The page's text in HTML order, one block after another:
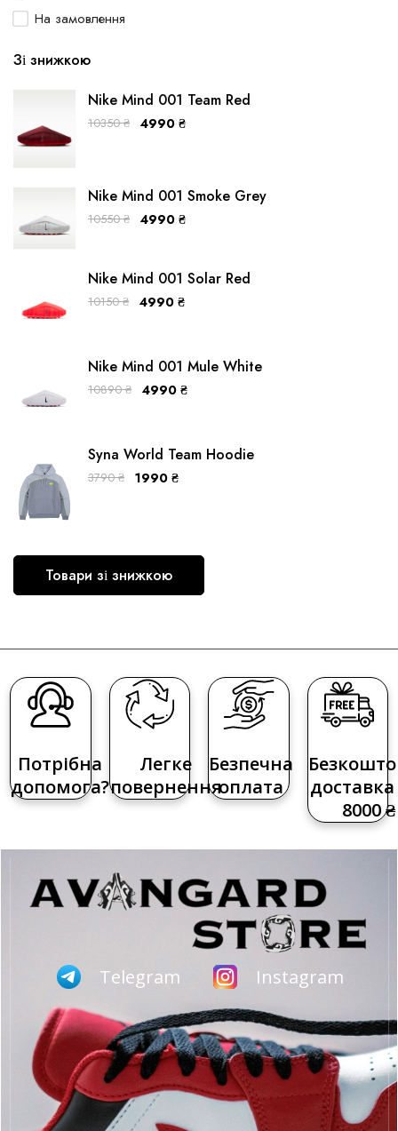
На замовлення
Зі знижкою
Nike Mind 001 Team Red
10350₴ 4990 ₴
Nike Mind 001 Smoke Grey
10550₴ 4990 ₴
Nike Mind 001 Solar Red
10150₴ 4990 ₴
Nike Mind 001 Mule White
10890₴ 4990 ₴
Syna World Team Hoodie
3790₴ 1990 ₴
Товари зі знижкою
Потрібна
допомога?
Легке
повернення
Безпечна
оплата
доставка
8000 ₴
Telegram Instagram